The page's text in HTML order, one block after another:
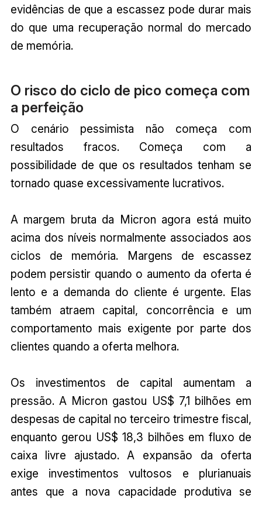
evidências de que a escassez pode durar mais
do que uma recuperação normal do mercado
de memória.
O risco do ciclo de pico começa com
a perfeição
O cenário pessimista não começa com
resultados fracos. Começa com a
possibilidade de que os resultados tenham se
tornado quase excessivamente lucrativos.
A margem bruta da Micron agora está muito
acima dos níveis normalmente associados aos
ciclos de memória. Margens de escassez
podem persistir quando o aumento da oferta é
lento e a demanda do cliente é urgente. Elas
também atraem capital, concorrência e um
comportamento mais exigente por parte dos
clientes quando a oferta melhora.
Os investimentos de capital aumentam a
pressão. A Micron gastou US$ 7,1 bilhões em
despesas de capital no terceiro trimestre fiscal,
enquanto gerou US$ 18,3 bilhões em fluxo de
caixa livre ajustado. A expansão da oferta
exige investimentos vultosos e plurianuais
antes que a nova capacidade produtiva se